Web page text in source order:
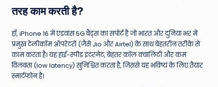
तरह काम करती है?
हाँ, iPhone 16 में एडवांस 5G बैंड्स का सपोर्ट है जो भारत और दुनिया भर में
प्रमुख टेलीकॉम ऑपरेटरों (जैसे Jio और Airtel) के साथ बेहतरीन तरीके से
काम करता है। यह हाई-स्पीड इंटरनेट, बेहतर कॉल क्वालिटी और कम
विलंबता (low latency) सुनिश्चित करता है, जिससे यह भविष्य के लिए तैयार
स्मार्टफोन है।